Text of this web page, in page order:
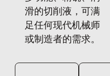
滑的切削液，可满
足任何现代机械师
或制造者的需求。